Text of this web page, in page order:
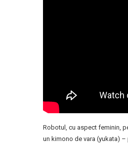
Robotul, cu aspect feminin,
un kimono de vara (yukata)